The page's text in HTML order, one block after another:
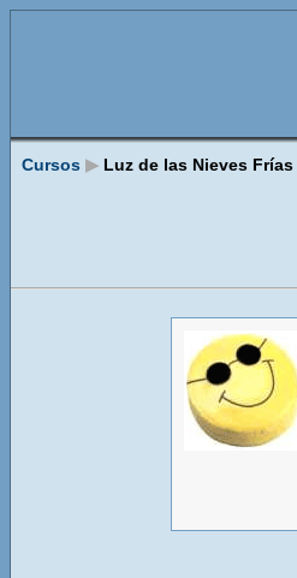
Cursos ▶ Luz de las Nieves Frías